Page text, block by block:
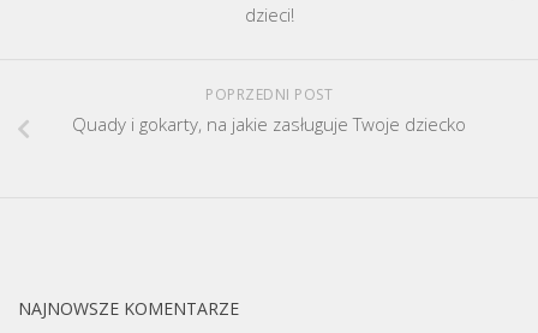
dzieci!
POPRZEDNI POST
Quady i gokarty, na jakie zasługuje Twoje dziecko
NAJNOWSZE KOMENTARZE